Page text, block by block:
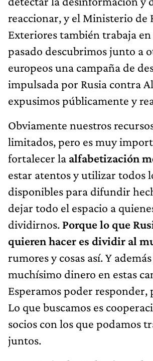
reaccionar, y el Ministerio de
Exteriores también trabaja en
pasado descubrimos junto a
europeos una campaña de
impulsada por Rusia contra
expusimos públicamente y
Obviamente nuestros
limitados, pero es muy
fortalecer la alfabetización
estar atentos y utilizar todos
disponibles para difundir
dejar todo el espacio a
dividirnos. Porque lo que
quieren hacer es dividir al
rumores y cosas así. Y
muchísimo dinero en estas
Esperamos poder responder,
Lo que buscamos es
socios con los que podamos
juntos.